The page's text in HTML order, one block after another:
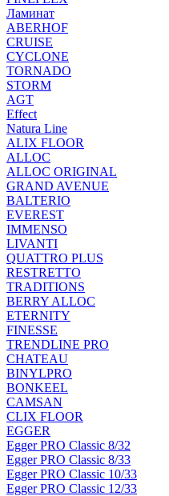
Ламинат
ABERHOF
CRUISE
CYCLONE
TORNADO
STORM
AGT
Effect
Natura Line
ALIX FLOOR
ALLOC
ALLOC ORIGINAL
GRAND AVENUE
BALTERIO
EVEREST
IMMENSO
LIVANTI
QUATTRO PLUS
RESTRETTO
TRADITIONS
BERRY ALLOC
ETERNITY
FINESSE
TRENDLINE PRO
CHATEAU
BINYLPRO
BONKEEL
CAMSAN
CLIX FLOOR
EGGER
Egger PRO Classic 8/32
Egger PRO Classic 8/33
Egger PRO Classic 10/33
Egger PRO Classic 12/33